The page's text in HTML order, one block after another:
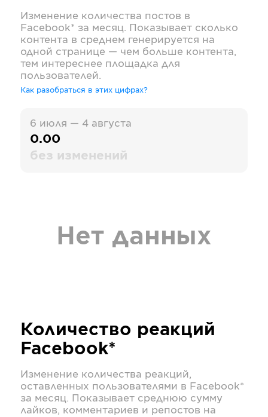
Изменение количества постов в
Facebook* за месяц. Показывает сколько
контента в среднем генерируется на
одной странице — чем больше контента,
тем интереснее площадка для
пользователей.
Как разобраться в этих цифрах?
6 июля — 4 августа
0.00
без изменений
Нет данных
Количество реакций
Facebook*
Изменение количества реакций,
оставленных пользователями в Facebook*
за месяц. Показывает среднюю сумму
лайков, комментариев и репостов на